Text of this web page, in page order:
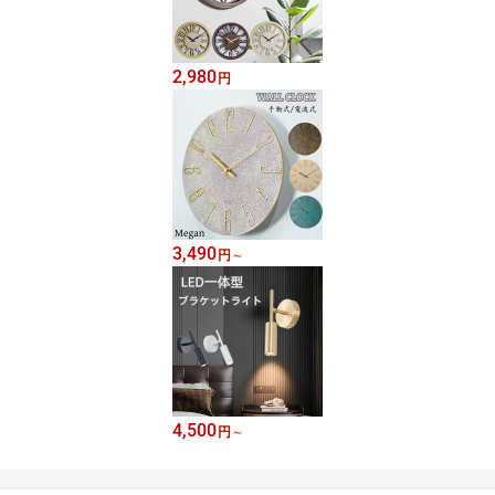
2,980円
3,490円 ～
4,500円 ～